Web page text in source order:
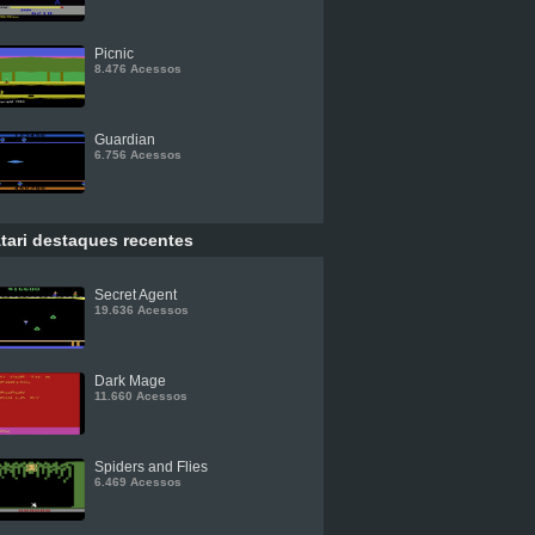
Picnic
8.476 Acessos
Guardian
6.756 Acessos
destaques recentes
Secret Agent
19.636 Acessos
Dark Mage
11.660 Acessos
Spiders and Flies
6.469 Acessos